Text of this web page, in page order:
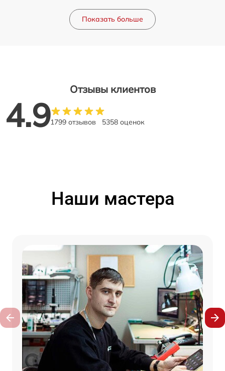
Показать больше
Отзывы клиентов
4.91799 отзывов 5358 оценок
Наши мастера